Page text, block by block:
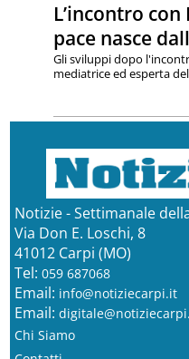
L’incontro
pace nasce
Gli sviluppi dopo
mediatrice ed esperta
Notizie - Settimanale
Via Don E. Loschi, 8
41012 Carpi (MO)
Tel: 059 687068
Email: info@notiziecarpi.it
Email:
Chi Siamo